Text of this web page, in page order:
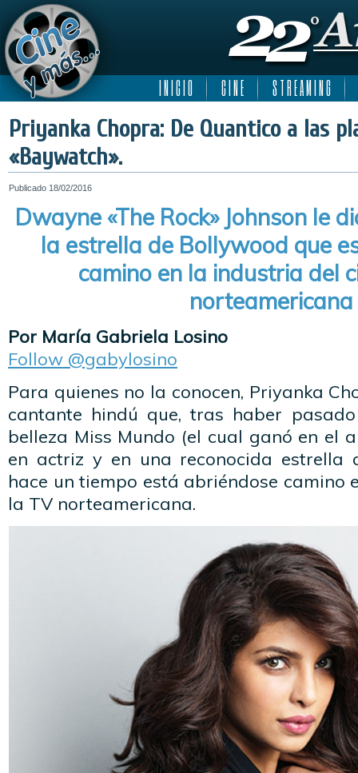
I N I C I O C I N E S T R E A M I N G
Priyanka Chopra: De Quantico a las
«Baywatch».
Publicado 18/02/2016
Dwayne «The Rock» Johnson le
la estrella de Bollywood que
camino en la industria del
norteamericana
Por María Gabriela Losino
Follow @gabylosino
Para quienes no la conocen, Priyanka
cantante hindú que, tras haber
belleza Miss Mundo (el cual ganó en el
en actriz y en una reconocida estrella
hace un tiempo está abriéndose camino
la TV norteamericana.